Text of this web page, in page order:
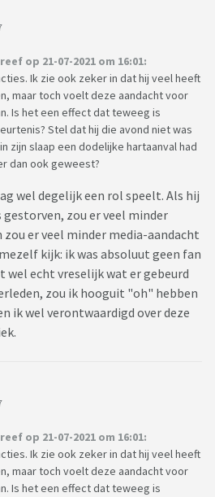
staat.
op 21-07-2021 om 16:01:
Ik zie ook zeker in dat hij veel heeft
maar toch voelt deze aandacht voor
Is het een effect dat teweeg is
Stel dat hij die avond niet was
zijn slaap een dodelijke hartaanval had
dan ook geweest?
wel degelijk een rol speelt. Als hij
zou er veel minder
er veel minder media-aandacht
kijk: ik was absoluut geen fan
wel echt vreselijk wat er gebeurd
zou ik hooguit "oh" hebben
ik wel verontwaardigd over deze
op 21-07-2021 om 16:01:
Ik zie ook zeker in dat hij veel heeft
maar toch voelt deze aandacht voor
Is het een effect dat teweeg is